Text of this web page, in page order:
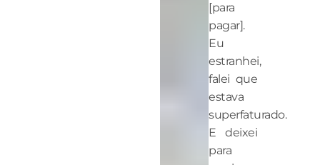
[para
pagar].
Eu
estranhei,
falei que
estava
superfaturado.
E deixei
para